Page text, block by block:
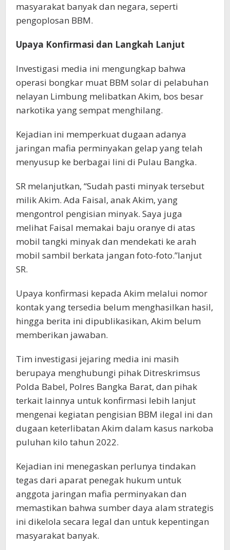
masyarakat banyak dan negara, seperti
pengoplosan BBM.
Upaya Konfirmasi dan Langkah Lanjut
Investigasi media ini mengungkap bahwa
operasi bongkar muat BBM solar di pelabuhan
nelayan Limbung melibatkan Akim, bos besar
narkotika yang sempat menghilang.
Kejadian ini memperkuat dugaan adanya
jaringan mafia perminyakan gelap yang telah
menyusup ke berbagai lini di Pulau Bangka.
SR melanjutkan, “Sudah pasti minyak tersebut
milik Akim. Ada Faisal, anak Akim, yang
mengontrol pengisian minyak. Saya juga
melihat Faisal memakai baju oranye di atas
mobil tangki minyak dan mendekati ke arah
mobil sambil berkata jangan foto-foto.”lanjut
SR.
Upaya konfirmasi kepada Akim melalui nomor
kontak yang tersedia belum menghasilkan hasil,
hingga berita ini dipublikasikan, Akim belum
memberikan jawaban.
Tim investigasi jejaring media ini masih
berupaya menghubungi pihak Ditreskrimsus
Polda Babel, Polres Bangka Barat, dan pihak
terkait lainnya untuk konfirmasi lebih lanjut
mengenai kegiatan pengisian BBM ilegal ini dan
dugaan keterlibatan Akim dalam kasus narkoba
puluhan kilo tahun 2022.
Kejadian ini menegaskan perlunya tindakan
tegas dari aparat penegak hukum untuk
anggota jaringan mafia perminyakan dan
memastikan bahwa sumber daya alam strategis
ini dikelola secara legal dan untuk kepentingan
masyarakat banyak.